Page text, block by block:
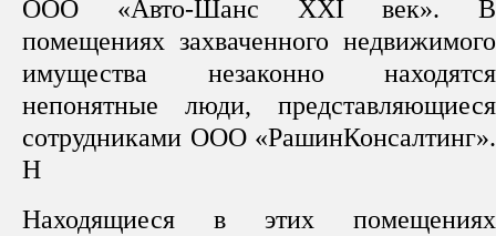
ООО «Авто-Шанс XXIвек». В
помещениях захваченного недвижимого
имущества незаконно находятся
непонятные люди, представляющиеся
сотрудниками ООО «РашинКонсалтинг».
Н
Находящиеся в этих помещениях